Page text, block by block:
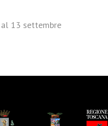
13 settembre